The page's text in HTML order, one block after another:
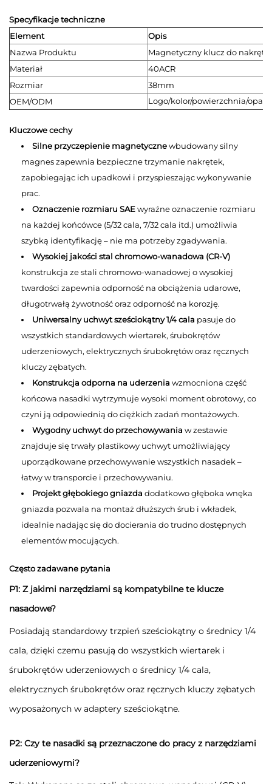
Specyfikacje techniczne
Element
Opis
Nazwa Produktu
Magnetyczny klucz do
Materiał
40ACR
Rozmiar
38mm
OEM/ODM
Logo/kolor/powierzchnia/
Kluczowe cechy
Silne przyczepienie magnetycznewbudowany silny
magnes zapewnia bezpieczne trzymanie nakrętek,
zapobiegając ich upadkowi i przyspieszając wykonywanie
prac.
Oznaczenie rozmiaru SAEwyraźne oznaczenie rozmiaru
na każdej końcówce (5/32 cala, 7/32 cala itd.) umożliwia
szybką identyfikację – nie ma potrzeby zgadywania.
Wysokiej jakości stal chromowo-wanadowa (CR-V)
konstrukcja ze stali chromowo-wanadowej o wysokiej
twardości zapewnia odporność na obciążenia udarowe,
długotrwałą żywotność oraz odporność na korozję.
Uniwersalny uchwyt sześciokątny 1/4 cala pasuje do
wszystkich standardowych wiertarek, śrubokrętów
uderzeniowych, elektrycznych śrubokrętów oraz ręcznych
kluczy zębatych.
Konstrukcja odporna na uderzenia wzmocniona część
końcowa nasadki wytrzymuje wysoki moment obrotowy, co
czyni ją odpowiednią do ciężkich zadań montażowych.
Wygodny uchwyt do przechowywania w zestawie
znajduje się trwały plastikowy uchwyt umożliwiający
uporządkowane przechowywanie wszystkich nasadek –
łatwy w transporcie i przechowywaniu.
Projekt głębokiego gniazda dodatkowo głęboka wnęka
gniazda pozwala na montaż dłuższych śrub i wkładek,
idealnie nadając się do docierania do trudno dostępnych
elementów mocujących.
Często zadawane pytania
P1: Z jakimi narzędziami są kompatybilne te klucze
nasadowe?
Posiadają standardowy trzpień sześciokątny o średnicy 1/4
cala, dzięki czemu pasują do wszystkich wiertarek i
śrubokrętów uderzeniowych o średnicy 1/4 cala,
elektrycznych śrubokrętów oraz ręcznych kluczy zębatych
wyposażonych w adaptery sześciokątne.
P2: Czy te nasadki są przeznaczone do pracy z narzędziami
uderzeniowymi?